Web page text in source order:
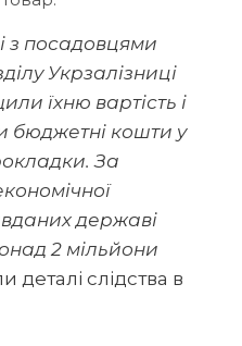
з посадовцями
Укрзалізниці
їхню вартість і
бюджетні кошти у
За
державі
2 мільйони
деталі слідства в